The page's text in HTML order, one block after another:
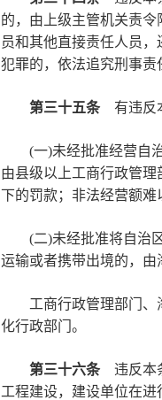
的，由上级主管机关责
员和其他直接责任人员
犯罪的，依法追究刑事责
第三十五条有违反
(一)未经批准经营自治
由县级以上工商行政管
下的罚款；非法经营额难
(二)未经批准将自治区
运输或者携带出境的，
工商行政管理部门、海
化行政部门。
第三十六条违反本
工程建设，建设单位在